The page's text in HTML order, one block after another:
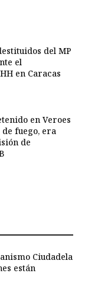
del MP
el
en Caracas
en Veroes
fuego, era
de
Ciudadela
están